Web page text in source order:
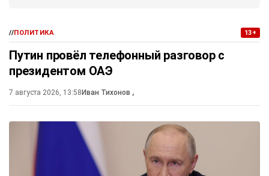
//ПОЛИТИКА 13+
Путин провёл телефонный разговор с
президентом ОАЭ
7 августа 2026, 13:58Иван Тихонов ,